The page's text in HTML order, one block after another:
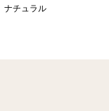
ナチュラル